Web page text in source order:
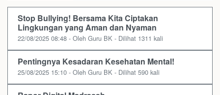
Stop Bullying! Bersama Kita Ciptakan
Lingkungan yang Aman dan Nyaman
22/08/2025 08:48 - Oleh Guru BK - Dilihat 1311 kali
Pentingnya Kesadaran Kesehatan Mental!
25/08/2025 15:10 - Oleh Guru BK - Dilihat 590 kali